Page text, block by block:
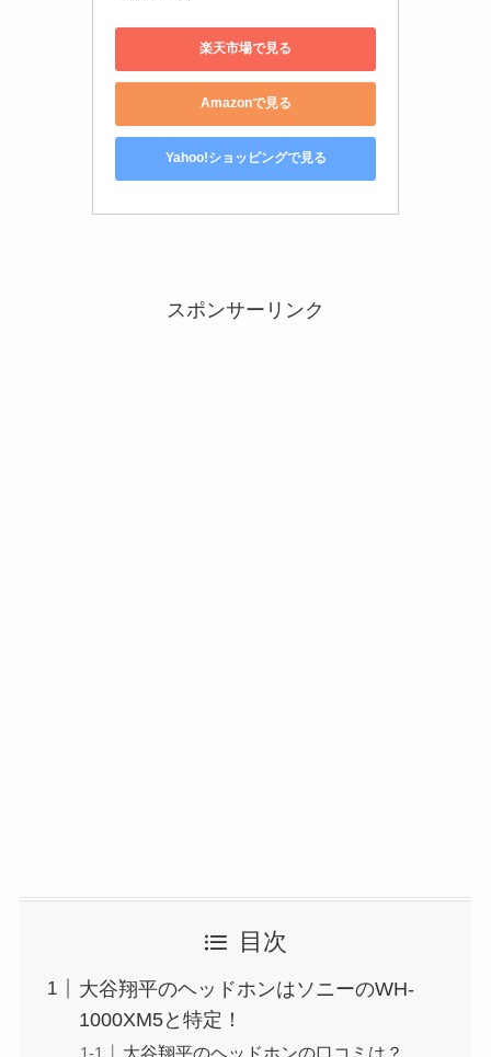
楽天市場で見る
Amazonで見る
Yahoo!ショッピングで見る
スポンサーリンク
目次
大谷翔平のヘッドホンはソニーのWH-
1000XM5と特定！
大谷翔平のヘッドホンの口コミは？